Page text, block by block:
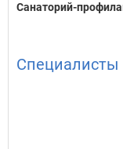
Санаторий-
Специалисты